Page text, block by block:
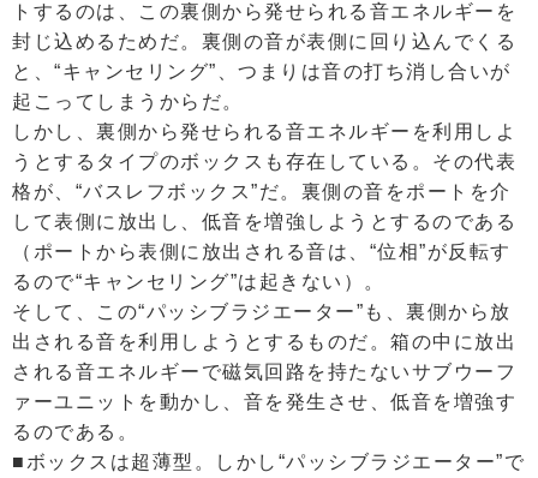
トするのは、この裏側から発せられる音エネルギーを
封じ込めるためだ。裏側の音が表側に回り込んでくる
と、“キャンセリング”、つまりは音の打ち消し合いが
起こってしまうからだ。
しかし、裏側から発せられる音エネルギーを利用しよ
うとするタイプのボックスも存在している。その代表
格が、“バスレフボックス”だ。裏側の音をポートを介
して表側に放出し、低音を増強しようとするのである
（ポートから表側に放出される音は、“位相”が反転す
るので“キャンセリング”は起きない）。
そして、この“パッシブラジエーター”も、裏側から放
出される音を利用しようとするものだ。箱の中に放出
される音エネルギーで磁気回路を持たないサブウーフ
ァーユニットを動かし、音を発生させ、低音を増強す
るのである。
■ボックスは超薄型。しかし“パッシブラジエーター”で